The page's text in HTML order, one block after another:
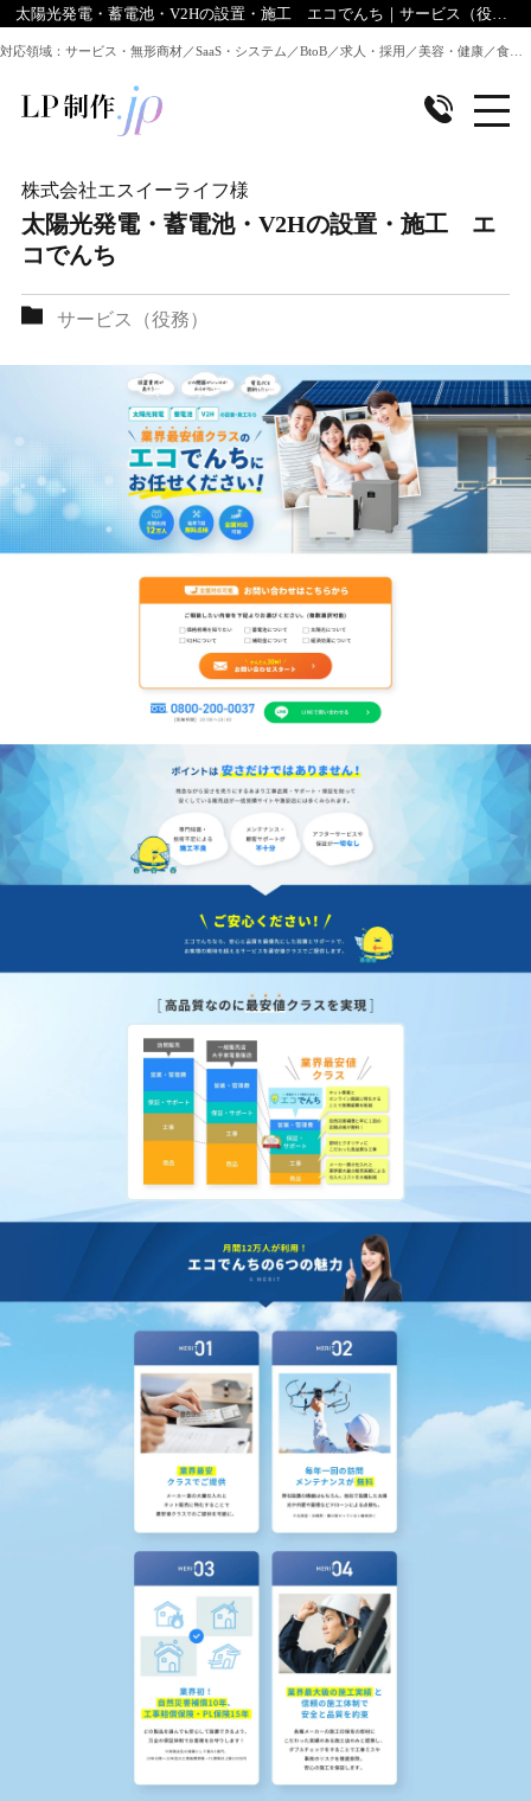
太陽光発電・蓄電池・V2Hの設置・施工 エコでんち｜サービス（役務）｜LP制作.jpのデザイン実績
株式会社エスイーライフ様
太陽光発電・蓄電池・V2Hの設置・施工 エ
コでんち
サービス（役務）